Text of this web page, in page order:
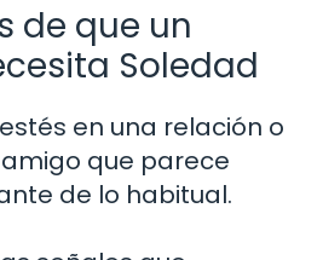
de que un
Soledad
en una relación o
que parece
de lo habitual.